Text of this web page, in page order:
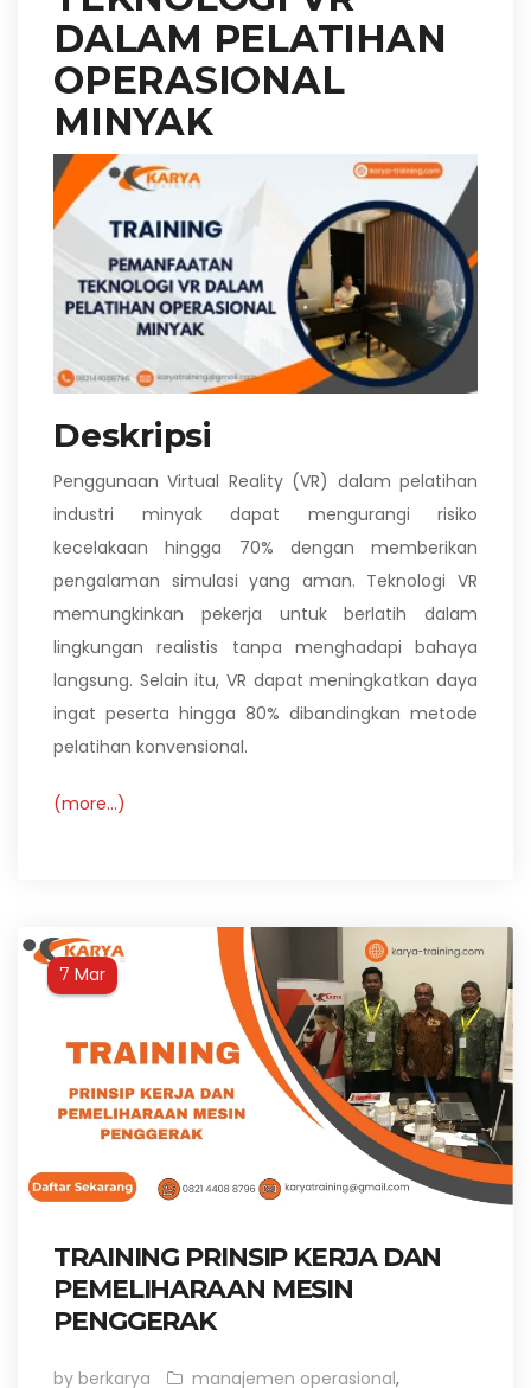
DALAM PELATIHAN
OPERASIONAL
MINYAK
Deskripsi
Penggunaan Virtual Reality (VR) dalam pelatihan
industri minyak dapat mengurangi risiko
kecelakaan hingga 70% dengan memberikan
pengalaman simulasi yang aman. Teknologi VR
memungkinkan pekerja untuk berlatih dalam
lingkungan realistis tanpa menghadapi bahaya
langsung. Selain itu, VR dapat meningkatkan daya
ingat peserta hingga 80% dibandingkan metode
pelatihan konvensional.
(more…)
7 Mar
TRAINING PRINSIP KERJA DAN
PEMELIHARAAN MESIN
PENGGERAK
by berkarya manajemen operasional,